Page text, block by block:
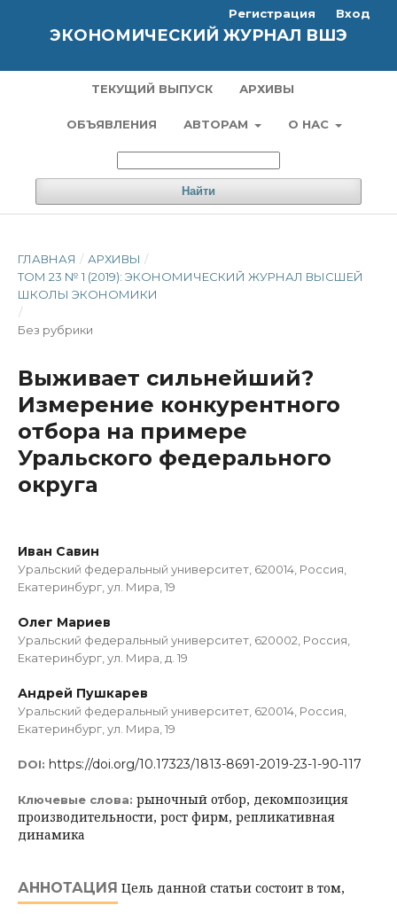
ЭКОНОМИЧЕСКИЙ ЖУРНАЛ ВШЭ
ТЕКУЩИЙ ВЫПУСК АРХИВЫ
ОБЪЯВЛЕНИЯ АВТОРАМ О НАС
Найти
Регистрация Вход
ГЛАВНАЯ / АРХИВЫ /
ТОМ 23 № 1 (2019): ЭКОНОМИЧЕСКИЙ ЖУРНАЛ ВЫСШЕЙ
ШКОЛЫ ЭКОНОМИКИ
/
Без рубрики
Выживает сильнейший?
Измерение конкурентного
отбора на примере
Уральского федерального
округа
Иван Савин
Уральский федеральный университет, 620014, Россия,
Екатеринбург, ул. Мира, 19
Олег Мариев
Уральский федеральный университет, 620002, Россия,
Екатеринбург, ул. Мира, д. 19
Андрей Пушкарев
Уральский федеральный университет, 620014, Россия,
Екатеринбург, ул. Мира, 19
DOI: https://doi.org/10.17323/1813-8691-2019-23-1-90-117
Ключевые слова: рыночный отбор, декомпозиция
производительности, рост фирм, репликативная
динамика
АННОТАЦИЯ Цель данной статьи состоит в том,